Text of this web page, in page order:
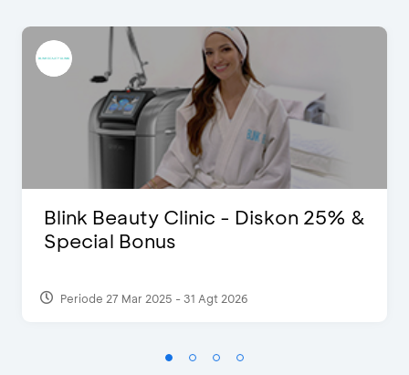
Blink Beauty Clinic - Diskon 25% &
Special Bonus
Periode 27 Mar 2025 - 31 Agt 2026